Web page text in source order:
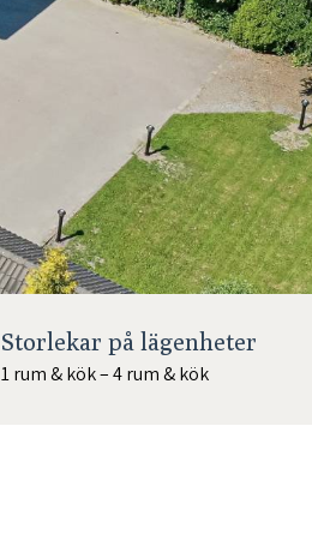
Storlekar på lägenheter
1 rum & kök – 4 rum & kök